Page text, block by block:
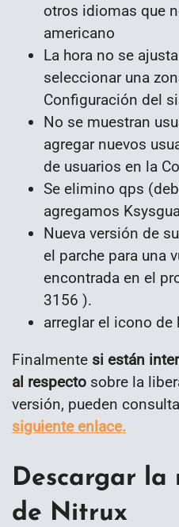
otros idiomas que
americano
La hora no se
seleccionar una
Configuración del
No se muestran
agregar nuevos
de usuarios en la
Se elimino qps
agregamos
Nueva versión de
el parche para una
encontrada en el
3156 ).
arreglar el icono de
Finalmente si están
al respecto sobre la
versión, pueden
siguiente enlace.
Descargar la
de Nitrux